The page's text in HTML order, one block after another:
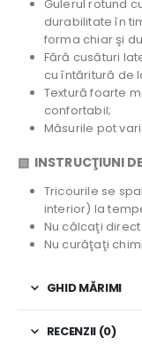
Gulerul rotund
durabilitate în
forma chiar şi
Fără cusături
cu întăritură de
Textură foarte
confortabil;
Măsurile pot
▧ INSTRUCŢIUNI
Tricourile se
interior) la
Nu călcaţi
Nu curăţaţi
GHID MĂRIMI
RECENZII (0)